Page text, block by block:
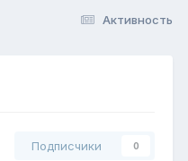
Активность
Подписчики 0